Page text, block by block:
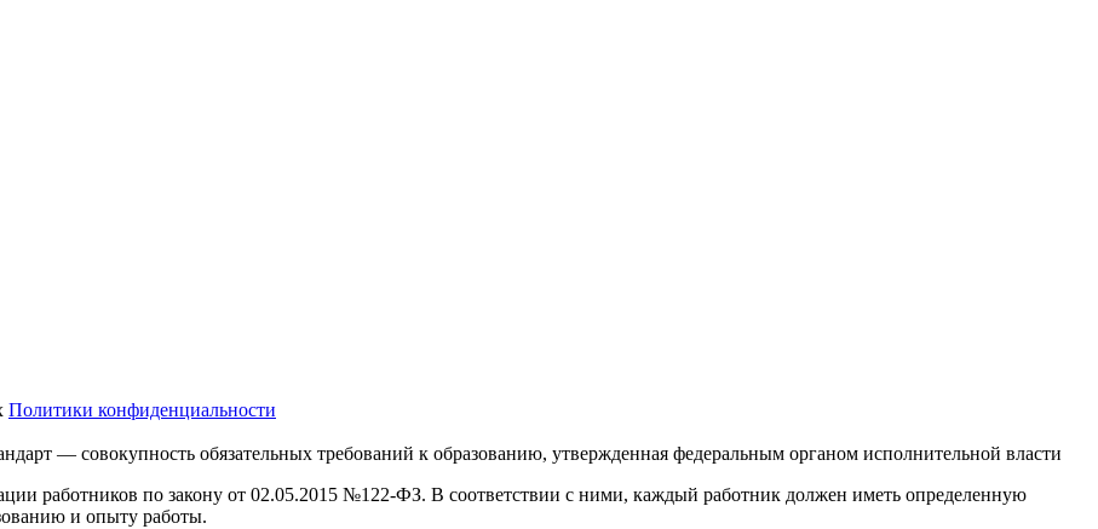
Политики конфиденциальности
— совокупность обязательных требований к образованию, утвержденная федеральным органом исполнительной власти
работников по закону от 02.05.2015 №122-ФЗ. В соответствии с ними, каждый работник должен иметь определенную
и опыту работы.